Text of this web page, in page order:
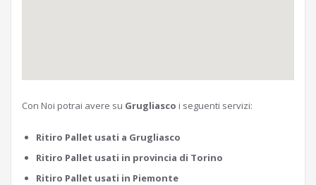
Con Noi potrai avere su Grugliasco i seguenti servizi:
Ritiro Pallet usati a Grugliasco
Ritiro Pallet usati in provincia di Torino
Ritiro Pallet usati in Piemonte